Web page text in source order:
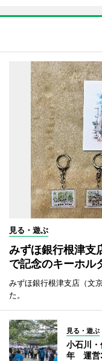
見る・遊ぶ
みずほ銀行根津
で記念のキーホル
みずほ銀行根津支店（文
た。
見る・遊ぶ
小石川
年 運営